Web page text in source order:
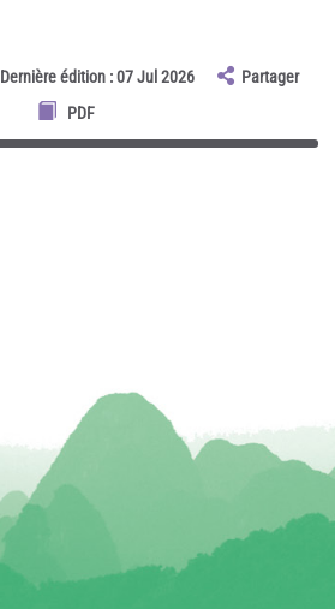
Dernière édition : 07 Jul 2026
Partager
PDF